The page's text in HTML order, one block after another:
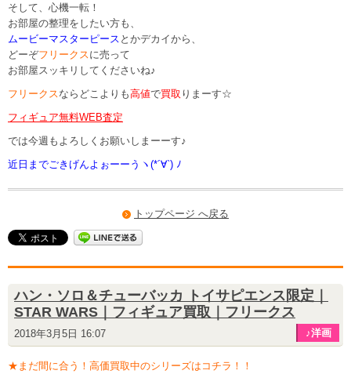
そして、心機一転！
お部屋の整理をしたい方も、
ムービーマスターピース とかデカイから、
どーぞフリークス に売って
お部屋スッキリしてくださいね♪
フリークス ならどこよりも高値で買取 りまーす☆
フィギュア無料WEB査定
では今週もよろしくお願いしまーーす♪
近日までごきげんよぉーーうヽ(*´∀`) ﾉ
トップページ へ戻る
ハン・ソロ＆チューバッカ トイサピエンス限定｜
STAR WARS｜フィギュア買取｜フリークス
2018年3月5日 16:07 ♪洋画
★まだ間に合う！高価買取中のシリーズはコチラ！！